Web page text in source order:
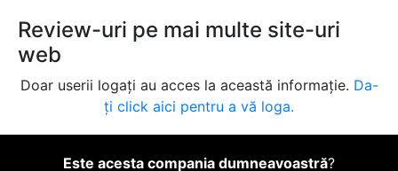
Review-uri pe mai multe site-uri
web
Doar userii logați au acces la această informație. Da-
ți click aici pentru a vă loga.
Este acesta compania dumneavoastră?